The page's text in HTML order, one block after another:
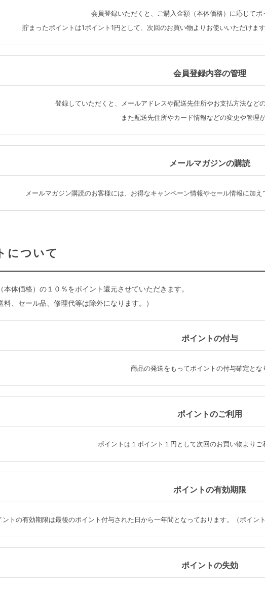
会員登録いただくと、ご購入金額（本体価格）に応じてポ
貯まったポイントは1ポイント1円として、次回のお買い物よりお使いいただけま
会員登録内容の管理
登録していただくと、メールアドレスや配送先住所やお支払方法など
また配送先住所やカード情報などの変更や管理が
メールマガジンの購読
メールマガジン購読のお客様には、お得なキャンペーン情報やセール情報に加え
について
本体価格）の１０％をポイント還元させていただきます。
料、セール品、修理代等は除外になります。）
ポイントの付与
商品の発送をもってポイントの付与確定とな
ポイントのご利用
ポイントは１ポイント１円として次回のお買い物よりご
ポイントの有効期限
ントの有効期限は最後のポイント付与された日から一年間となっております。（ポイン
ポイントの失効